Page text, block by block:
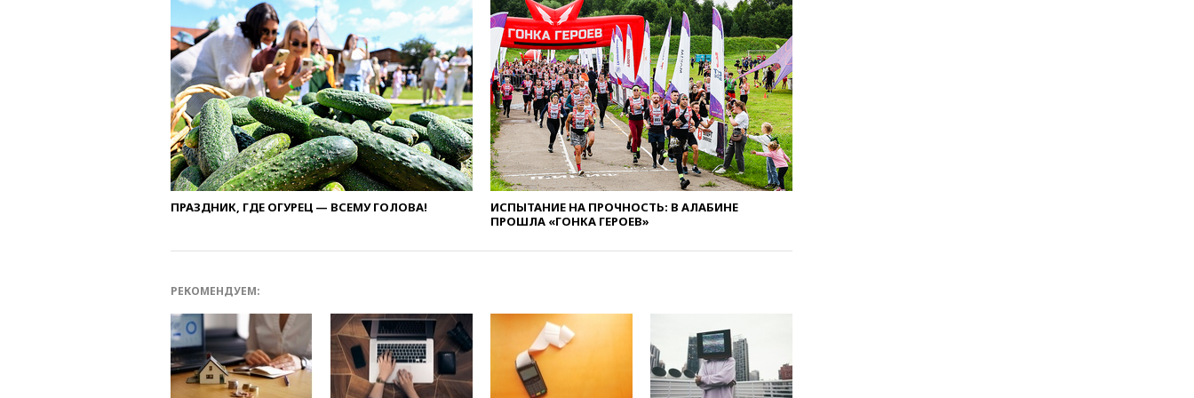
массированная атака БПЛА
09:16
Трамп сообщил об
огромном запасе боеприпасов
в США
08:54В Таиланде сегодня
прощаются с молодыми
россиянами, жестоко убитыми
в Паттайе
08:26Летчики с упавшего
самолета в Приангарье
отделались ссадинами и
ушибами
БПЛА ВСУ, летевших на
Золото подорожало до
ПРАЗДНИК, ГДЕ ОГУРЕЦ — ВСЕМУ ГОЛОВА!
ИСПЫТАНИЕ НА ПРОЧНОСТЬ: В АЛАБИНЕ
ПРОШЛА «ГОНКА ГЕРОЕВ»
РЕКОМЕНДУЕМ: